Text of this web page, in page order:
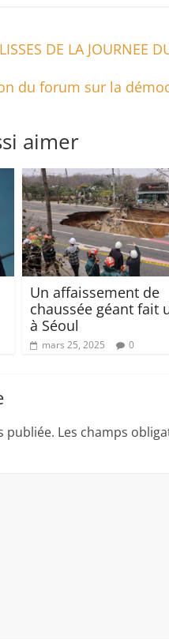
DE LA JOURNEE
du forum sur la
aimer
Un affaissement de
chaussée géant fait
à Séoul
mars 25, 2025 0
publiée. Les champs